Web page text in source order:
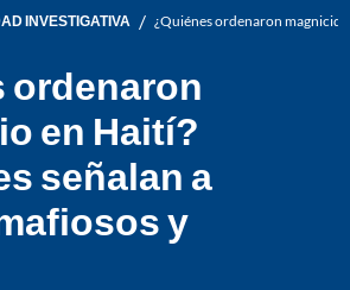
INVESTIGATIVA / ¿Quiénes ordenaron
ordenaron
en Haití?
señalan a
y